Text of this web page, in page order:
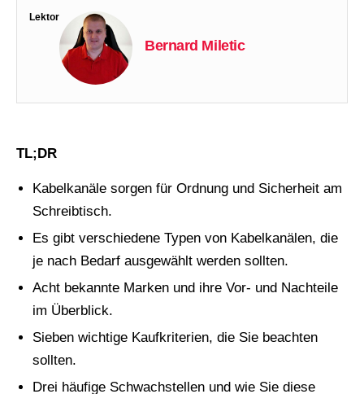
Lektor
Bernard Miletic
TL;DR
Kabelkanäle sorgen für Ordnung und Sicherheit am
Schreibtisch.
Es gibt verschiedene Typen von Kabelkanälen, die
je nach Bedarf ausgewählt werden sollten.
Acht bekannte Marken und ihre Vor- und Nachteile
im Überblick.
Sieben wichtige Kaufkriterien, die Sie beachten
sollten.
Drei häufige Schwachstellen und wie Sie diese